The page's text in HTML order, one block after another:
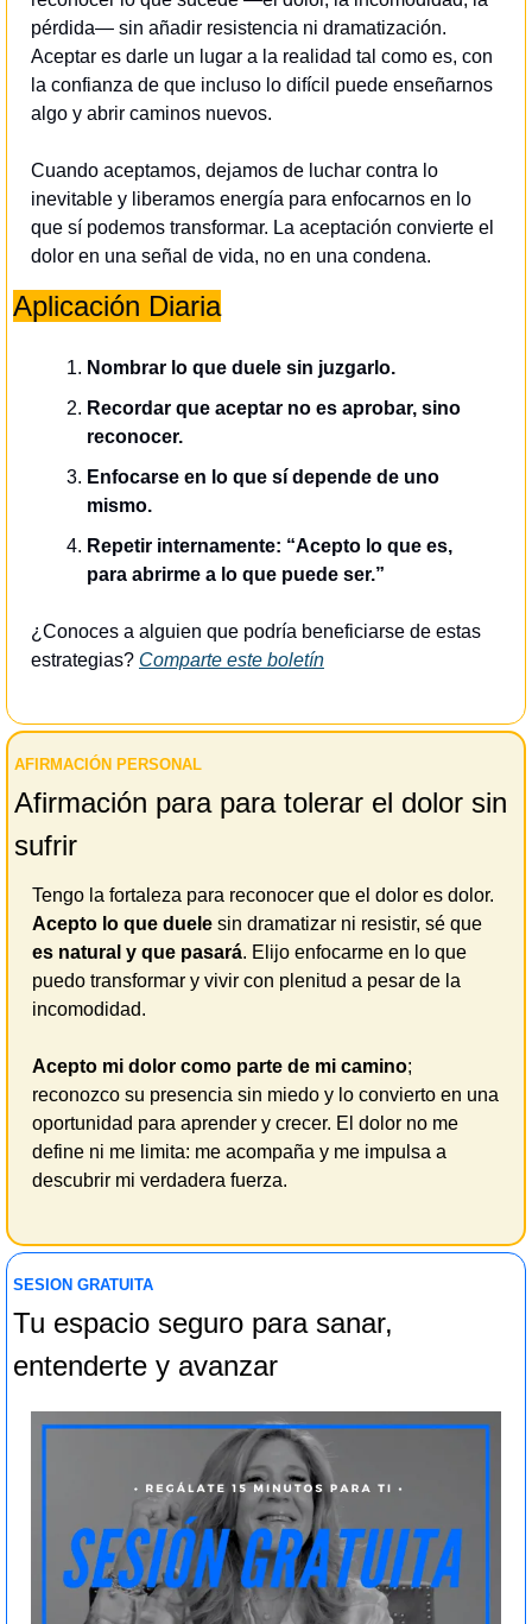
pérdida— sin añadir resistencia ni dramatización.
Aceptar es darle un lugar a la realidad tal como es, con
la confianza de que incluso lo difícil puede enseñarnos
algo y abrir caminos nuevos.
Cuando aceptamos, dejamos de luchar contra lo
inevitable y liberamos energía para enfocarnos en lo
que sí podemos transformar. La aceptación convierte el
dolor en una señal de vida, no en una condena.
Aplicación Diaria
Nombrar lo que duele sin juzgarlo.
Recordar que aceptar no es aprobar, sino
reconocer.
Enfocarse en lo que sí depende de uno
mismo.
Repetir internamente: “Acepto lo que es,
para abrirme a lo que puede ser.”
¿Conoces a alguien que podría beneficiarse de estas
estrategias? Comparte este boletín
AFIRMACIÓN PERSONAL
Afirmación para para tolerar el dolor sin
sufrir
Acepto lo que duele
es natural y que pasará. Elijo enfocarme en lo que
puedo transformar y vivir con plenitud a pesar de la
incomodidad.
Acepto mi dolor como parte de mi camino;
reconozco su presencia sin miedo y lo convierto en una
oportunidad para aprender y crecer. El dolor no me
define ni me limita: me acompaña y me impulsa a
descubrir mi verdadera fuerza.
SESION GRATUITA
Tu espacio seguro para sanar,
entenderte y avanzar